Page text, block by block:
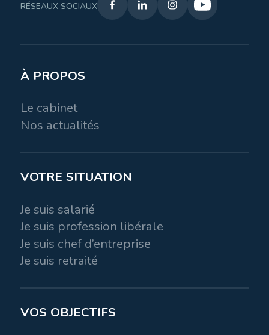
RÉSEAUX SOCIAUX
À PROPOS
Le cabinet
Nos actualités
VOTRE SITUATION
Je suis salarié
Je suis profession libérale
Je suis chef d’entreprise
Je suis retraité
VOS OBJECTIFS